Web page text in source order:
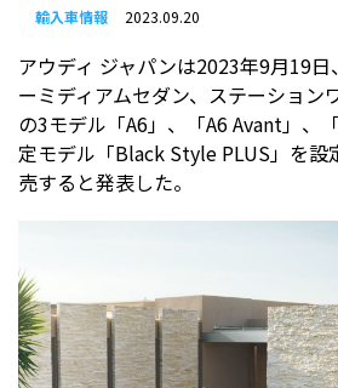
輸入車情報 2023.09.20
アウディ ジャパンは2023年9月19
ーミディアムセダン、ステーション
の3モデル「A6」、「A6 Avant」、
定モデル「Black Style PLUS」を設
売すると発表した。